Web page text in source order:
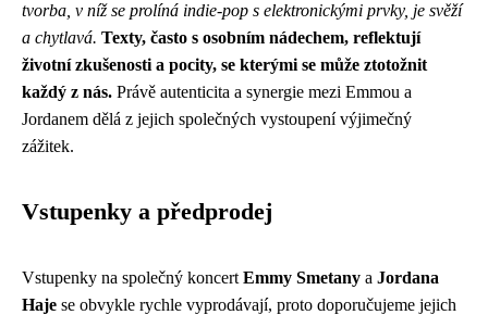
tvorba, v níž se prolíná indie-pop s elektronickými prvky, je svěží
a chytlavá. Texty, často s osobním nádechem, reflektují
životní zkušenosti a pocity, se kterými se může ztotožnit
každý z nás. Právě autenticita a synergie mezi Emmou a
Jordanem dělá z jejich společných vystoupení výjimečný
zážitek.
Vstupenky a předprodej
Vstupenky na společný koncert Emmy Smetany a Jordana
Haje se obvykle rychle vyprodávají, proto doporučujeme jejich